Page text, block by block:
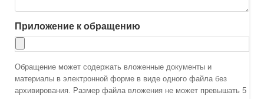
Приложение к обращению
Обращение может содержать вложенные документы и
материалы в электронной форме в виде одного файла без
архивирования. Размер файла вложения не может превышать 5